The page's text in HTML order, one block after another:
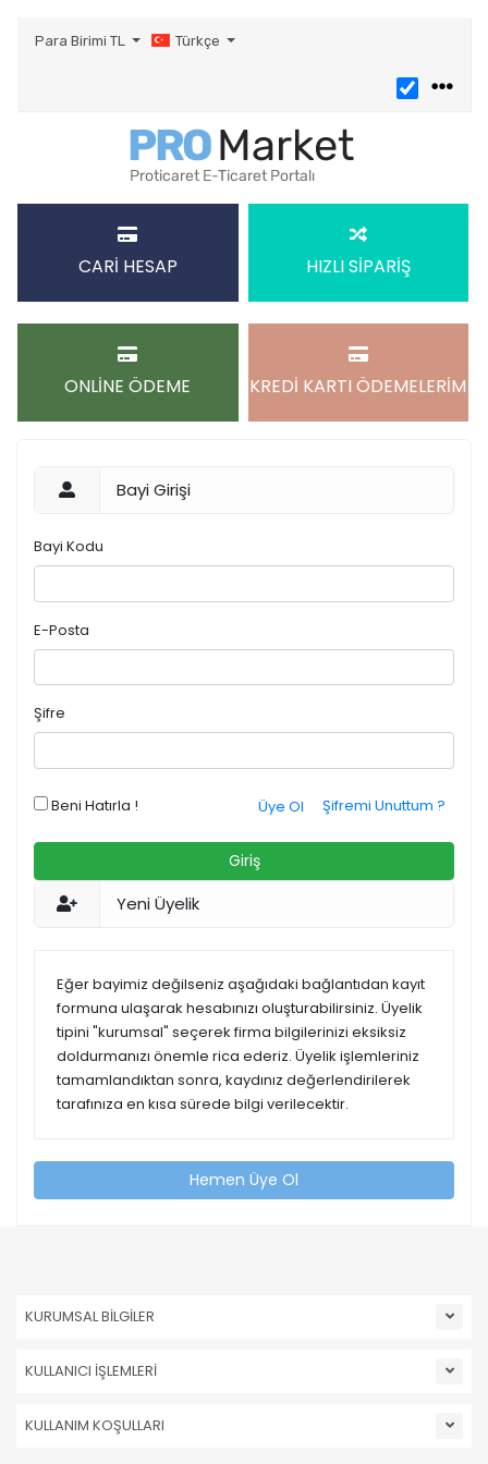
Para Birimi TL Türkçe
CARİ HESAP HIZLI SİPARİŞ
ONLİNE ÖDEME KREDİ KARTI ÖDEMELERİM
Bayi Girişi
Bayi Kodu
E-Posta
Şifre
Beni Hatırla ! Şifremi Unuttum ?
Üye Ol
Giriş
Yeni Üyelik
Eğer bayimiz değilseniz aşağıdaki bağlantıdan kayıt
formuna ulaşarak hesabınızı oluşturabilirsiniz. Üyelik
tipini "kurumsal" seçerek firma bilgilerinizi eksiksiz
doldurmanızı önemle rica ederiz. Üyelik işlemleriniz
tamamlandıktan sonra, kaydınız değerlendirilerek
tarafınıza en kısa sürede bilgi verilecektir.
Hemen Üye Ol
KURUMSAL BİLGİLER
KULLANICI İŞLEMLERİ
KULLANIM KOŞULLARI